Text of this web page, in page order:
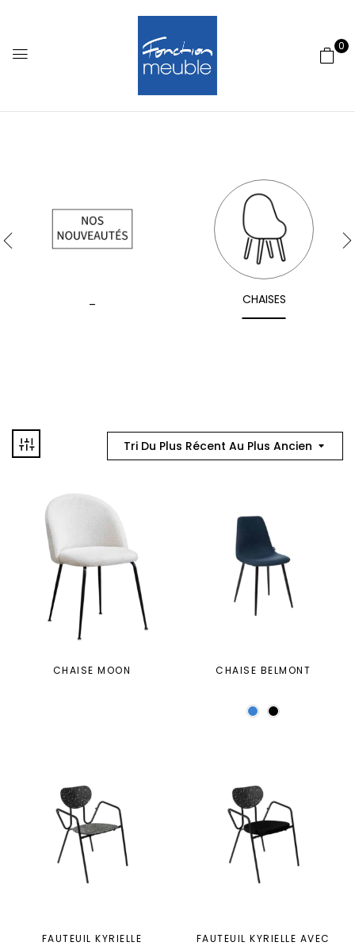
0
CHAISES
Tri Du Plus Récent Au Plus Ancien
CHAISE MOON CHAISE BELMONT
FAUTEUIL KYRIELLE
FAUTEUIL KYRIELLE AVEC